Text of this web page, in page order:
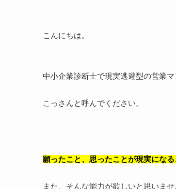
こんにちは。
中小企業診断士で現実逃避型の営業マ
こっさんと呼んでください。
願ったこと、思ったことが現実にな
また、そんな能力が欲しいと思いませ